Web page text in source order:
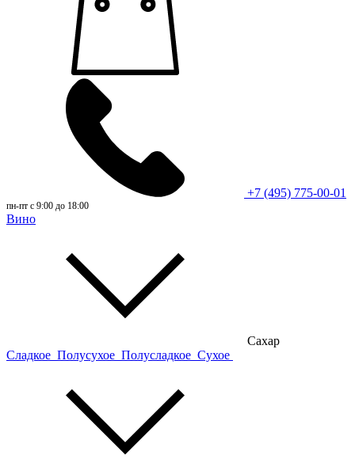
+7 (495) 775-00-01
пн-пт с 9:00 до 18:00
Вино
Сахар
Сладкое Полусухое Полусладкое Сухое